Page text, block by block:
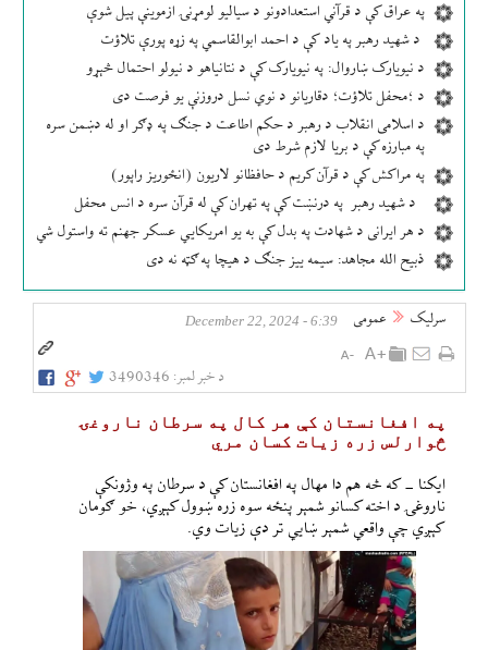
په عراق کې د قرآني استعدادونو د سیالیو لومړنۍ ازموینې پیل شوې
د شهید رهبر په یاد کې د احمد ابوالقاسمي په زړه پورې تلاؤت
د نیویارک ښاروال: په نیویارک کې د نتانیاهو د نیولو احتمال څېړو
د ؛محفل تلاؤت؛ دقاریانو د نوي نسل دروزنې یو فرصت دی
د اسلامی انقلاب د رهبر د حکم اطاعت د جنګ په ډګر او له دښمن سره
په مبارزه کې د بریا لازم شرط دی
په مراکش کې د قرآن کریم د حافظانو لاریون (انځوریز راپور)
د شهید رهبر په درنښت کې په تهران کې له قرآن سره د انس محفل
د هر ایرانی د شهادت په بدل کې به یو امریکایي عسکر جهنم ته واستول شي
ذبیح الله مجاهد: سیمه ییز جنګ د هیچا په ګټه نه دی
سرلیک عمومی 6:39 - December 22, 2024
د خبر لمبر: 3490346
په افغانستان کې هر کال په سرطان ناروغۍ
څوارلس زره زیات کسان مري
ایکنا - که څه هم دا مهال په افغانستان کې د سرطان په وژونکې
ناروغۍ د اخته کسانو شمېر پنځه سوه زره ښوول کېږي، خو ګومان
کېږي چې واقعي شمېر ښايي تر دې زیات وي.